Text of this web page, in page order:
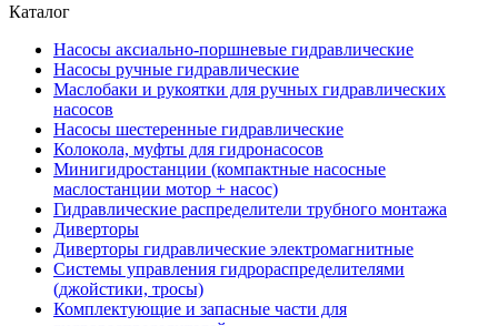
Каталог
Насосы аксиально-поршневые гидравлические
Насосы ручные гидравлические
Маслобаки и рукоятки для ручных гидравлических
насосов
Насосы шестеренные гидравлические
Колокола, муфты для гидронасосов
Минигидростанции (компактные насосные
маслостанции мотор + насос)
Гидравлические распределители трубного монтажа
Диверторы
Диверторы гидравлические электромагнитные
Системы управления гидрораспределителями
(джойстики, тросы)
Комплектующие и запасные части для